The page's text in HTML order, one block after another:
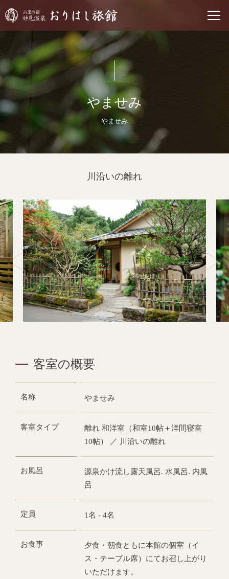
やませみ
やませみ
川沿いの離れ
客室の概要
名称 やませみ
客室タイプ
離れ 和洋室（和室10帖＋洋間寝室
10帖） ／ 川沿いの離れ
お風呂
源泉かけ流し露天風呂. 水風呂. 内風
呂
定員 1名 - 4名
お食事
夕食・朝食ともに本館の個室（イ
ス・テーブル席）にてお召し上がり
いただけます。